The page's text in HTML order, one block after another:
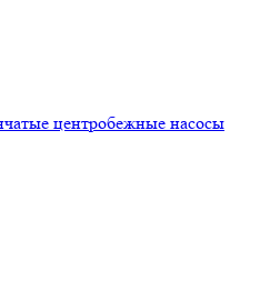
центробежные насосы